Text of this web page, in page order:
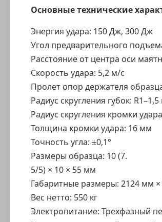
Основные технические
Энергия удара: 150 Дж, 300 Дж
Угол предварительного
Расстояние от центра оси
Скорость удара: 5,2 м/с
Пролет опор держателя
Радиус скругления губок:
Радиус скругления кромки
Толщина кромки удара: 16 мм
Точность угла: ±0,1°
Размеры образца: 10 (7.
5/5) × 10 × 55 мм
Габаритные размеры: 2124 мм
Вес нетто: 550 кг
Электропитание: Трехфазный